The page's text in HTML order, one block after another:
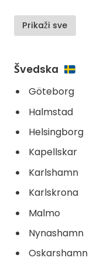
Prikaži sve
Švedska
Göteborg
Halmstad
Helsingborg
Kapellskar
Karlshamn
Karlskrona
Malmo
Nynashamn
Oskarshamn